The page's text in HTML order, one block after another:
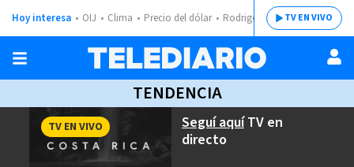
Hoy interesa OIJ Clima Precio del dólar Rodrigo ChavesTV EN VIVO
TENDENCIA
Seguí aquíTV en
directo
TV EN VIVO